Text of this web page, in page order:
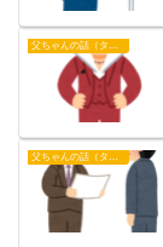
父ちゃんの話（タイガース）
父ちゃんの話（タイガース）